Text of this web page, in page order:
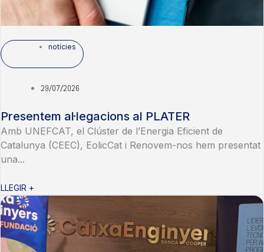
notícies
29/07/2026
Presentem al·legacions al PLATER
Amb UNEFCAT, el Clúster de l’Energia Eficient de
Catalunya (CEEC), EolicCat i Renovem-nos hem presentat
una...
LLEGIR +